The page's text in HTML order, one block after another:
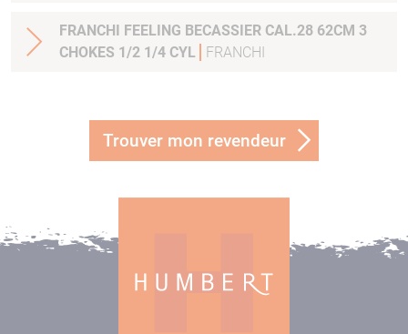
FRANCHI FEELING BECASSIER CAL.28 62CM 3
CHOKES 1/2 1/4 CYL
FRANCHI
Trouver mon revendeur